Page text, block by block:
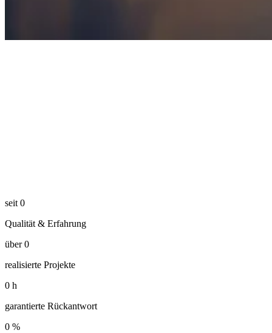
seit 0
Qualität & Erfahrung
über 0
realisierte Projekte
0 h
garantierte Rückantwort
0 %